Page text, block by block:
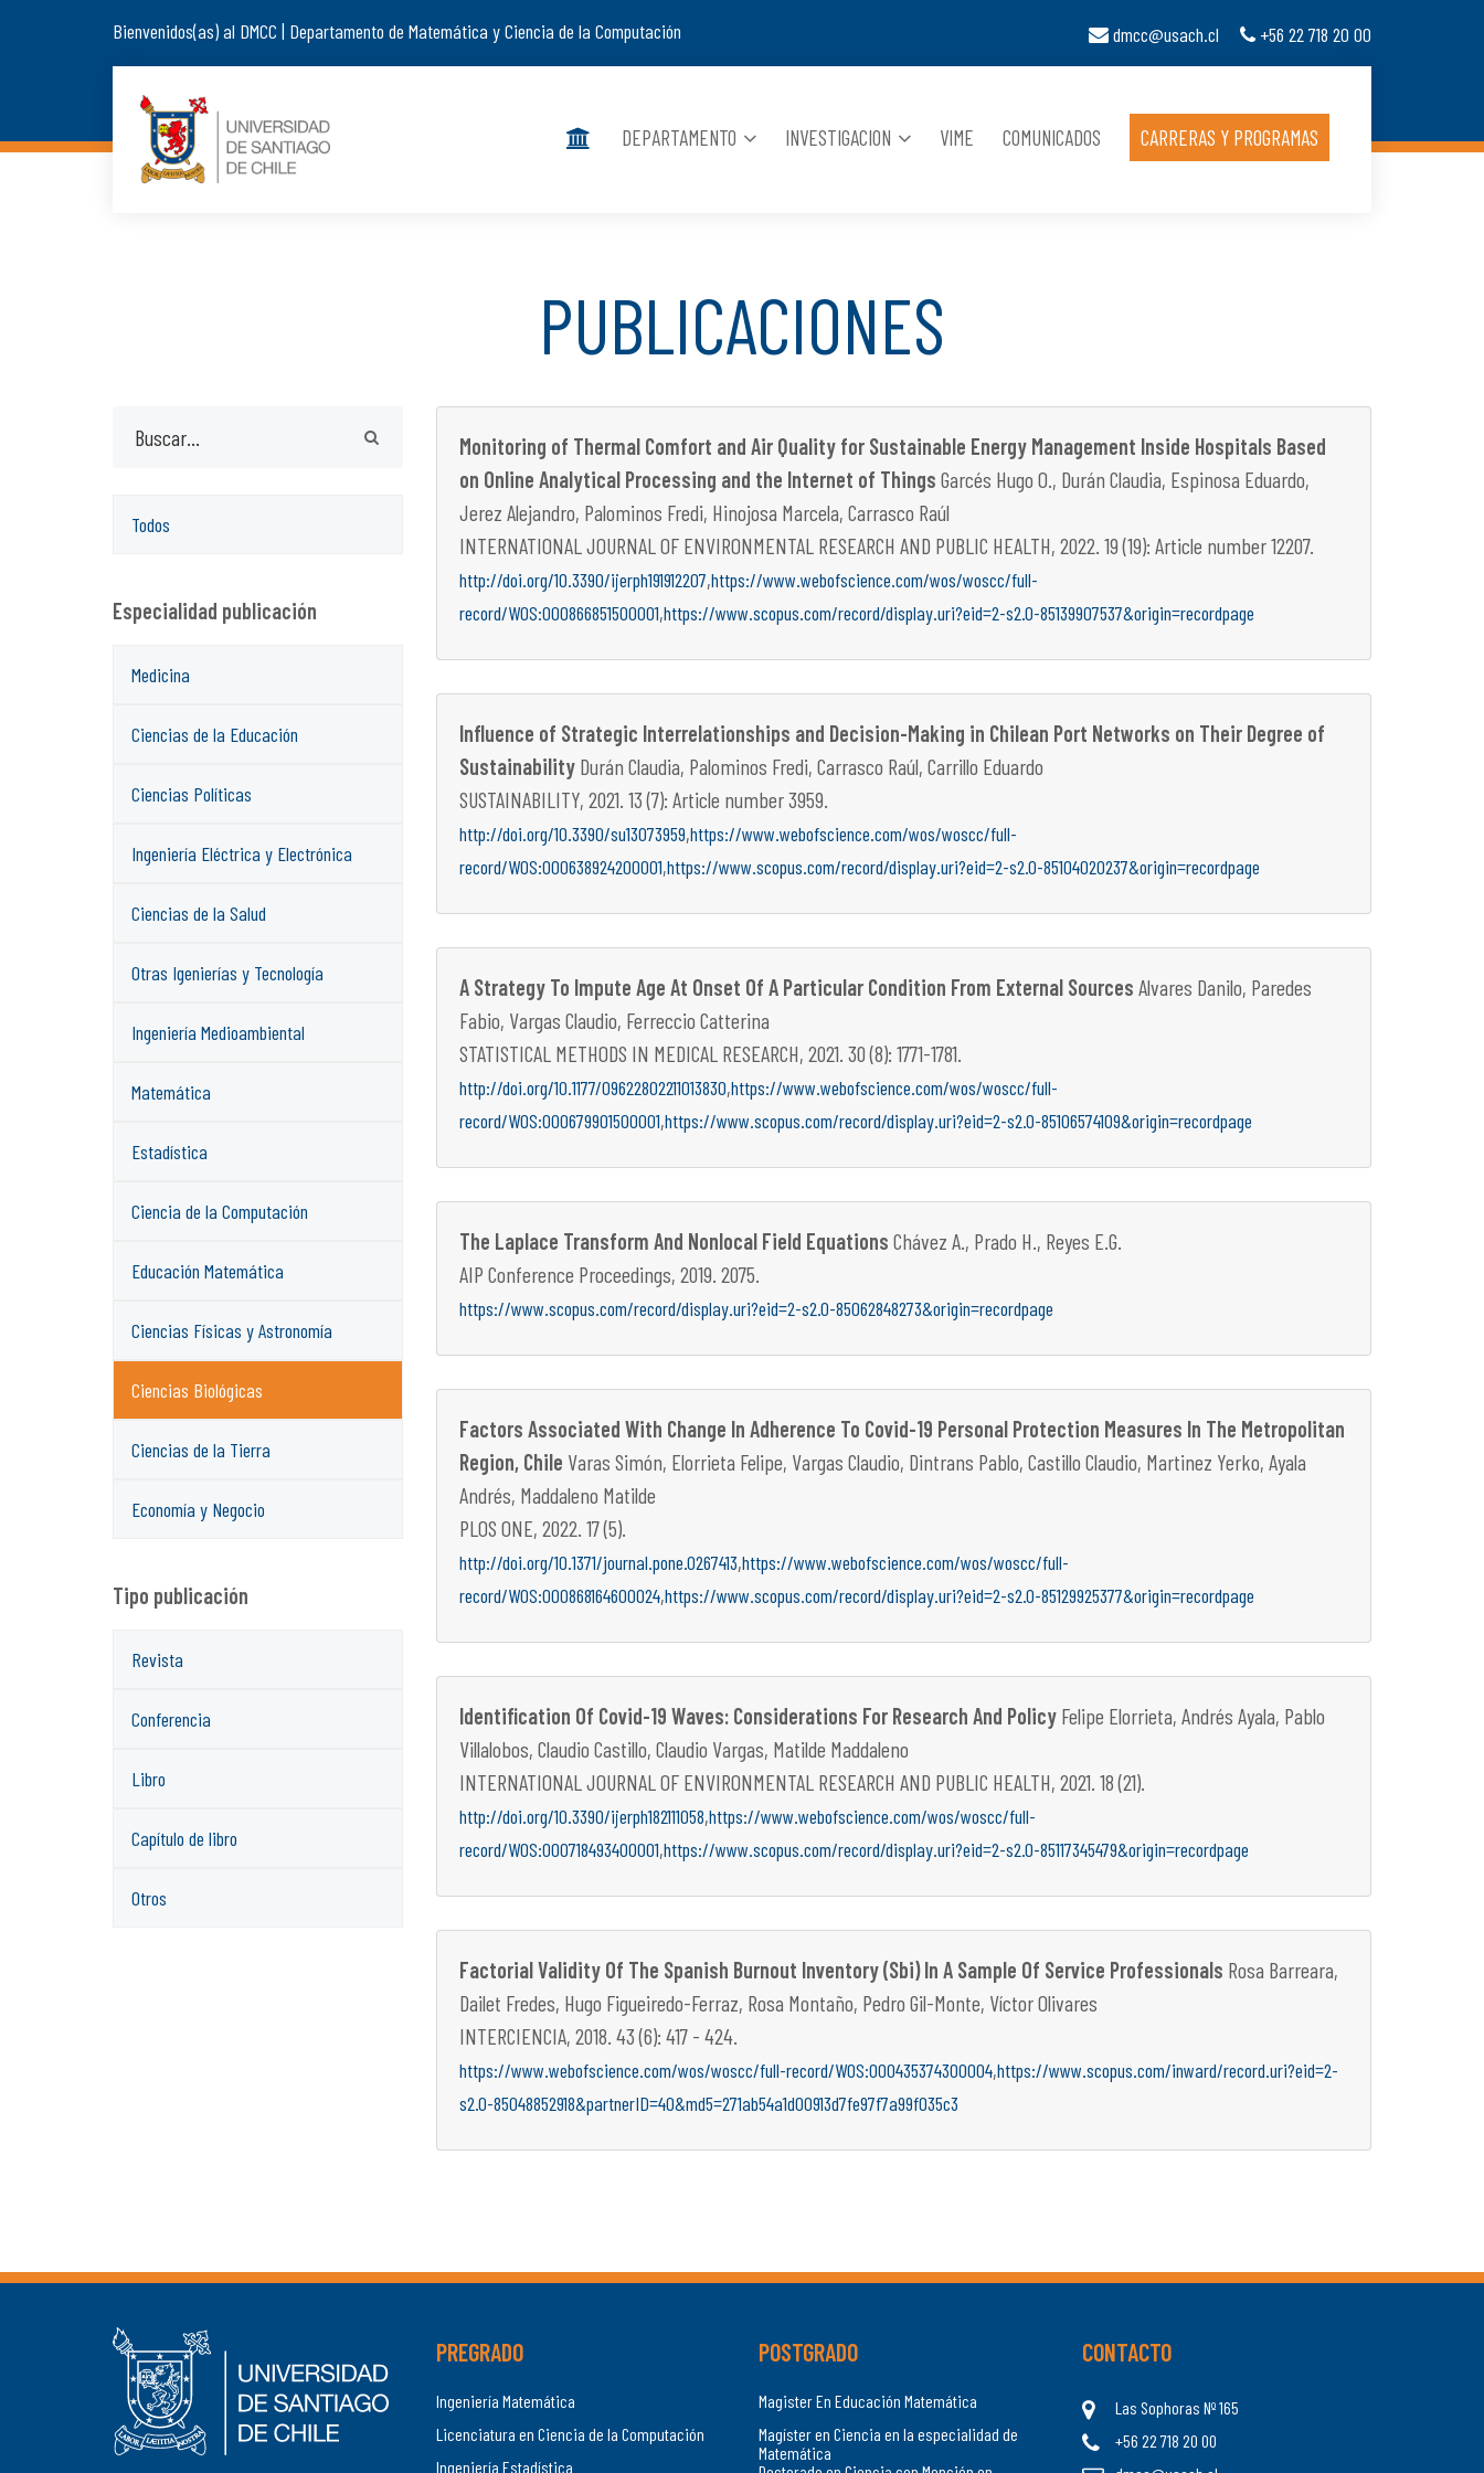
Bienvenidos(as) al DMCC | Departamento de Matemática y Ciencia de la Computación dmcc@usach.cl +56 22 718 20 00
DEPARTAMENTO INVESTIGACION VIME COMUNICADOS CARRERAS Y PROGRAMAS
PUBLICACIONES
Todos
Especialidad publicación
Medicina
Ciencias de la Educación
Ciencias Políticas
Ingeniería Eléctrica y Electrónica
Ciencias de la Salud
Otras Igenierías y Tecnología
Ingeniería Medioambiental
Matemática
Estadística
Ciencia de la Computación
Educación Matemática
Ciencias Físicas y Astronomía
Ciencias Biológicas
Ciencias de la Tierra
Economía y Negocio
Tipo publicación
Revista
Conferencia
Libro
Capítulo de libro
Otros
Monitoring of Thermal Comfort and Air Quality for Sustainable Energy Management Inside Hospitals Based
on Online Analytical Processing and the Internet of Things Garcés Hugo O., Durán Claudia, Espinosa Eduardo,
Jerez Alejandro, Palominos Fredi, Hinojosa Marcela, Carrasco Raúl
INTERNATIONAL JOURNAL OF ENVIRONMENTAL RESEARCH AND PUBLIC HEALTH, 2022. 19 (19): Article number 12207.
http://doi.org/10.3390/ijerph191912207,https://www.webofscience.com/wos/woscc/full-
record/WOS:000866851500001,https://www.scopus.com/record/display.uri?eid=2-s2.0-85139907537&origin=recordpage
Influence of Strategic Interrelationships and Decision-Making in Chilean Port Networks on Their Degree of
SustainabilityDurán Claudia, Palominos Fredi, Carrasco Raúl, Carrillo Eduardo
SUSTAINABILITY, 2021. 13 (7): Article number 3959.
http://doi.org/10.3390/su13073959,https://www.webofscience.com/wos/woscc/full-
record/WOS:000638924200001,https://www.scopus.com/record/display.uri?eid=2-s2.0-85104020237&origin=recordpage
A Strategy To Impute Age At Onset Of A Particular Condition From External Sources Alvares Danilo, Paredes
Fabio, Vargas Claudio, Ferreccio Catterina
STATISTICAL METHODS IN MEDICAL RESEARCH, 2021. 30 (8): 1771-1781.
http://doi.org/10.1177/09622802211013830,https://www.webofscience.com/wos/woscc/full-
record/WOS:000679901500001,https://www.scopus.com/record/display.uri?eid=2-s2.0-85106574109&origin=recordpage
The Laplace Transform And Nonlocal Field Equations Chávez A., Prado H., Reyes E.G.
AIP Conference Proceedings, 2019. 2075.
https://www.scopus.com/record/display.uri?eid=2-s2.0-85062848273&origin=recordpage
Factors Associated With Change In Adherence To Covid-19 Personal Protection Measures In The Metropolitan
Region, Chile Varas Simón, Elorrieta Felipe, Vargas Claudio, Dintrans Pablo, Castillo Claudio, Martinez Yerko, Ayala
Andrés, Maddaleno Matilde
PLOS ONE, 2022. 17 (5).
http://doi.org/10.1371/journal.pone.0267413,https://www.webofscience.com/wos/woscc/full-
record/WOS:000868164600024,https://www.scopus.com/record/display.uri?eid=2-s2.0-85129925377&origin=recordpage
Identification Of Covid-19 Waves: Considerations For Research And PolicyFelipe Elorrieta, Andrés Ayala, Pablo
Villalobos, Claudio Castillo, Claudio Vargas, Matilde Maddaleno
INTERNATIONAL JOURNAL OF ENVIRONMENTAL RESEARCH AND PUBLIC HEALTH, 2021. 18 (21).
http://doi.org/10.3390/ijerph182111058,https://www.webofscience.com/wos/woscc/full-
record/WOS:000718493400001,https://www.scopus.com/record/display.uri?eid=2-s2.0-85117345479&origin=recordpage
Factorial Validity Of The Spanish Burnout Inventory (Sbi) In A Sample Of Service Professionals Rosa Barreara,
Dailet Fredes, Hugo Figueiredo-Ferraz, Rosa Montaño, Pedro Gil-Monte, Víctor Olivares
INTERCIENCIA, 2018. 43 (6): 417 - 424.
https://www.webofscience.com/wos/woscc/full-record/WOS:000435374300004,https://www.scopus.com/inward/record.uri?eid=2-
s2.0-85048852918&partnerID=40&md5=271ab54a1d00913d7fe97f7a99f035c3
PREGRADO
Ingeniería Matemática
Licenciatura en Ciencia de la Computación
Ingeniería Estadística
POSTGRADO
Magister En Educación Matemática
Magíster en Ciencia en la especialidad de
Matemática
CONTACTO
Las Sophoras Nº 165
+56 22 718 20 00